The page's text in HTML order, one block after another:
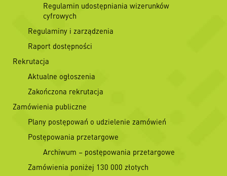
Regulamin udostępniania wizerunków
cyfrowych
Regulaminy i zarządzenia
Raport dostępności
Rekrutacja
Aktualne ogłoszenia
Zakończona rekrutacja
Zamówienia publiczne
Plany postępowań o udzielenie zamówień
Postępowania przetargowe
Archiwum – postępowania przetargowe
Zamówienia poniżej 130 000 złotych